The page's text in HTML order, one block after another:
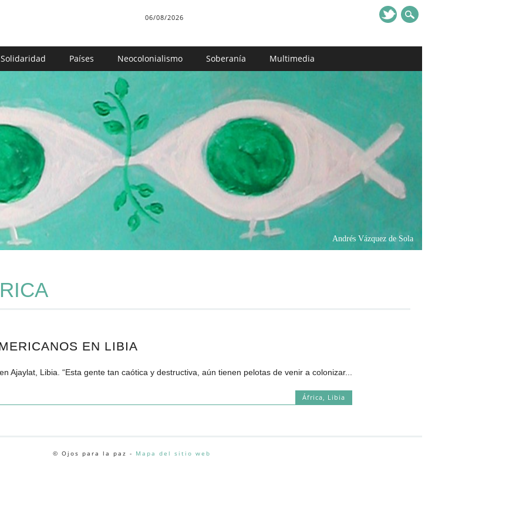
06/08/2026
Solidaridad Países Neocolonialismo Soberanía Multimedia
Andrés Vázquez de Sola
EN LIBIA
Ajaylat, Libia. “Esta gente tan caótica y destructiva, aún tienen pelotas de venir a colonizar...
África, Libia
© Ojos para la paz - Mapa del sitio web